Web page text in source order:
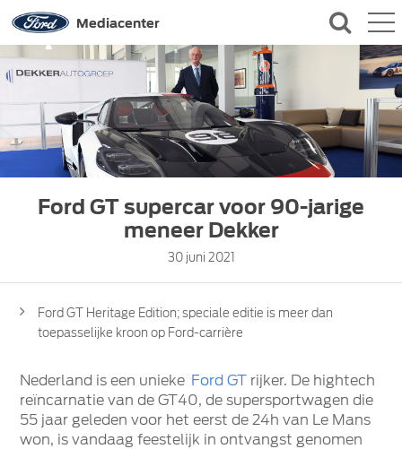
Mediacenter
CONTACT
Ford GT supercar voor 90-jarige
meneer Dekker
30 juni 2021
Ford GT Heritage Edition; speciale editie is meer dan
toepasselijke kroon op Ford-carrière
Nederland is een unieke Ford GT rijker. De hightech
reïncarnatie van de GT40, de supersportwagen die
55 jaar geleden voor het eerst de 24h van Le Mans
won, is vandaag feestelijk in ontvangst genomen